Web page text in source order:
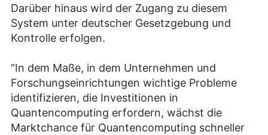
Darüber hinaus wird der Zugang zu diesem
System unter deutscher Gesetzgebung und
Kontrolle erfolgen.
“In dem Maße, in dem Unternehmen und
Forschungseinrichtungen wichtige Probleme
identifizieren, die Investitionen in
Quantencomputing erfordern, wächst die
Marktchance für Quantencomputing schneller